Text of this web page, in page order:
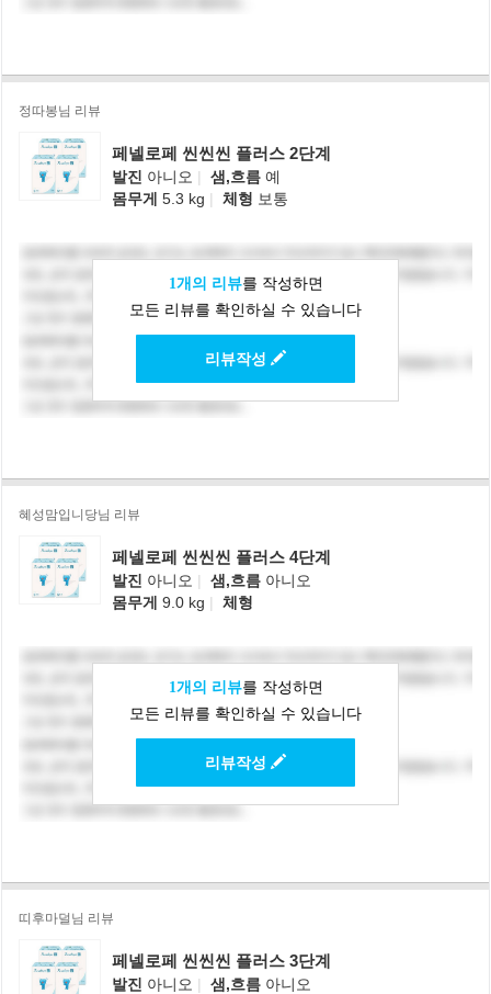
정따봉님 리뷰
페넬로페 씬씬씬 플러스 2단계
발진 아니오 | 샘,흐름 예
몸무게 5.3 kg | 체형 보통
1개의 리뷰를 작성하면
모든 리뷰를 확인하실 수 있습니다
리뷰작성
혜성맘입니당님 리뷰
페넬로페 씬씬씬 플러스 4단계
발진 아니오 | 샘,흐름 아니오
몸무게 9.0 kg | 체형
1개의 리뷰를 작성하면
모든 리뷰를 확인하실 수 있습니다
리뷰작성
띠후마덜님 리뷰
페넬로페 씬씬씬 플러스 3단계
발진 아니오 | 샘,흐름 아니오